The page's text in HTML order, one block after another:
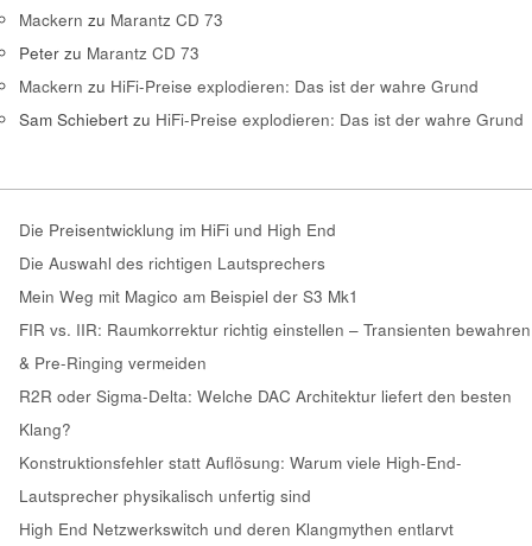
Mackern zu Marantz CD 73
Peter zu Marantz CD 73
Mackern zu HiFi-Preise explodieren: Das ist der wahre Grund
Sam Schiebert zu HiFi-Preise explodieren: Das ist der wahre Grund
Die Preisentwicklung im HiFi und High End
Die Auswahl des richtigen Lautsprechers
Mein Weg mit Magico am Beispiel der S3 Mk1
FIR vs. IIR: Raumkorrektur richtig einstellen – Transienten bewahren
& Pre-Ringing vermeiden
R2R oder Sigma-Delta: Welche DAC Architektur liefert den besten
Klang?
Konstruktionsfehler statt Auflösung: Warum viele High-End-
Lautsprecher physikalisch unfertig sind
High End Netzwerkswitch und deren Klangmythen entlarvt